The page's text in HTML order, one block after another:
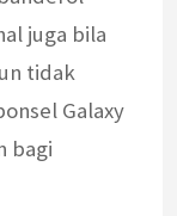
juga bila
tidak
Galaxy
bagi